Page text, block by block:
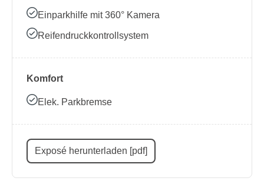
Einparkhilfe mit 360° Kamera
Reifendruckkontrollsystem
Komfort
Elek. Parkbremse
Exposé herunterladen [pdf]